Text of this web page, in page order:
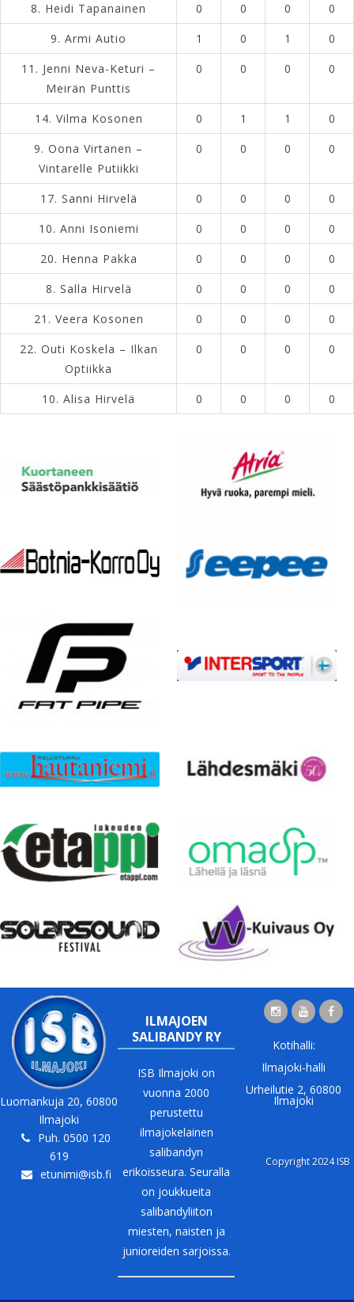
8. Heidi Tapanainen 0 0 0
0
9. Armi Autio 1 0 1
0
11. Jenni Neva-Keturi –
Meirän Punttis
0 0 0 0
14. Vilma Kosonen 0 1 1
0
9. Oona Virtanen –
Vintarelle Putiikki
0 0 0 0
17. Sanni Hirvelä 0 0 0
0
10. Anni Isoniemi 0 0 0
0
20. Henna Pakka 0 0 0
0
8. Salla Hirvelä 0 0 0
0
21. Veera Kosonen 0 0 0
0
22. Outi Koskela – Ilkan
Optiikka
0 0 0 0
10. Alisa Hirvelä 0 0 0 0
Luomankuja 20, 60800
Ilmajoki
Puh. 0500 120
619
etunimi@isb.fi
ILMAJOEN
SALIBANDY RY
ISB Ilmajoki on
vuonna 2000
perustettu
ilmajokelainen
salibandyn
erikoisseura. Seuralla
on joukkueita
salibandyliiton
miesten, naisten ja
junioreiden sarjoissa.
Kotihalli:
Ilmajoki-halli
Urheilutie 2, 60800
Ilmajoki
Copyright 2024 ISB